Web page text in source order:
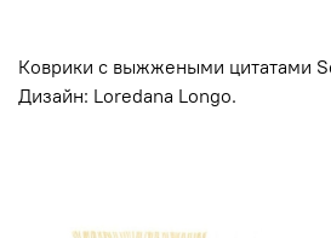
Коврики с выжжеными цитатами
Дизайн: Loredana Longo.